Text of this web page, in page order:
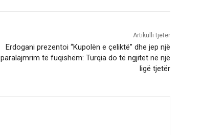
Artikulli tjetër
Erdogani prezentoi “Kupolën e çeliktë” dhe jep një
paralajmrim të fuqishëm: Turqia do të ngjitet në një
ligë tjetër